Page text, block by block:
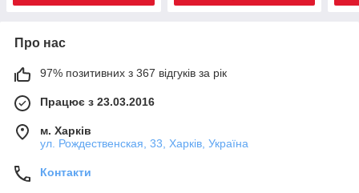
Про нас
97% позитивних з 367 відгуків за рік
Працює з 23.03.2016
м. Харків
ул. Рождественская, 33, Харків, Україна
Контакти